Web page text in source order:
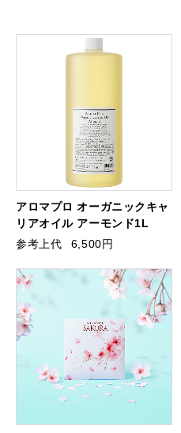
アロマプロ オーガニックキャ
リアオイル アーモンド1L
参考上代
6,500円